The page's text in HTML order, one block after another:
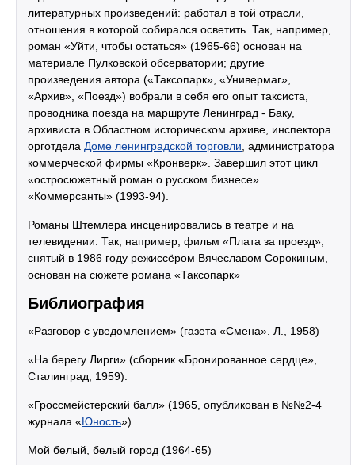
литературных произведений: работал в той отрасли,
отношения в которой собирался осветить. Так, например,
роман «Уйти, чтобы остаться» (1965-66) основан на
материале Пулковской обсерватории; другие
произведения автора («Таксопарк», «Универмаг»,
«Архив», «Поезд») вобрали в себя его опыт таксиста,
проводника поезда на маршруте Ленинград - Баку,
архивиста в Областном историческом архиве, инспектора
орготдела Доме ленинградской торговли , администратора
коммерческой фирмы «Кронверк». Завершил этот цикл
«остросюжетный роман о русском бизнесе»
«Коммерсанты» (1993-94).
Романы Штемлера инсценировались в театре и на
телевидении. Так, например, фильм «Плата за проезд»,
снятый в 1986 году режиссёром Вячеславом Сорокиным,
основан на сюжете романа «Таксопарк»
Библиография
«Разговор с уведомлением» (газета «Смена». Л., 1958)
«На берегу Лирги» (сборник «Бронированное сердце»,
Сталинград, 1959).
«Гроссмейстерский балл» (1965, опубликован в №№2-4
журнала «Юность»)
Мой белый, белый город (1964-65)